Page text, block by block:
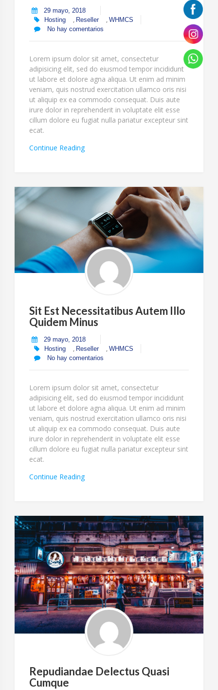
29 mayo, 2018
Hosting
, Reseller , WHMCS
No hay comentarios
Lorem ipsum dolor sit amet, consectetur
adipisicing elit, sed do eiusmod tempor incididunt
ut labore et dolore agna aliqua. Ut enim ad minim
veniam, quis nostrud exercitation ullamco oris nisi
ut aliquip ex ea commodo consequat. Duis aute
irure dolor in reprehenderit in voluptate elit esse
cillum dolore eu fugiat nulla pariatur excepteur sint
ecat.
Continue Reading“Tempore
Sit Est Necessitatibus Autem Illo
Quidem Minus
29 mayo, 2018
Hosting
, Reseller , WHMCS
No hay comentarios
Lorem ipsum dolor sit amet, consectetur
adipisicing elit, sed do eiusmod tempor incididunt
ut labore et dolore agna aliqua. Ut enim ad minim
veniam, quis nostrud exercitation ullamco oris nisi
ut aliquip ex ea commodo consequat. Duis aute
irure dolor in reprehenderit in voluptate elit esse
cillum dolore eu fugiat nulla pariatur excepteur sint
ecat.
Continue Reading“Sit
Illo
Quidem
Minus”
Repudiandae Delectus Quasi
Cumque